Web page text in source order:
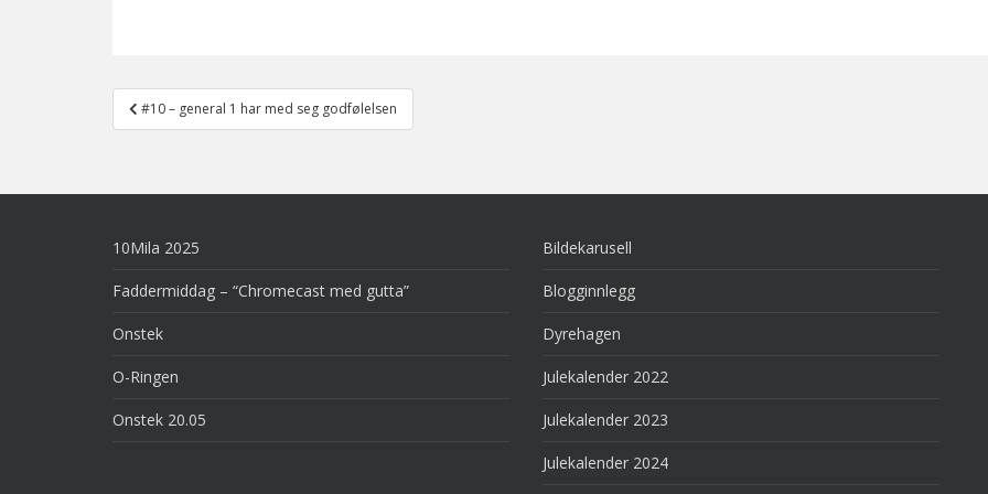
Post
navigation
#10 – general 1 har med seg godfølelsen
10Mila 2025
Faddermiddag – “Chromecast med gutta”
Onstek
O-Ringen
Onstek 20.05
Bildekarusell
Blogginnlegg
Dyrehagen
Julekalender 2022
Julekalender 2023
Julekalender 2024